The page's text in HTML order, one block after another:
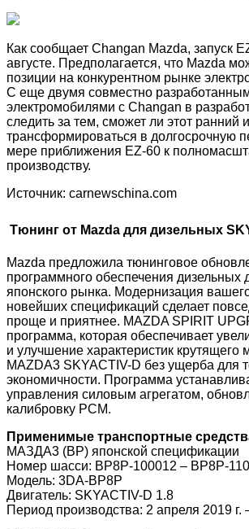
Как сообщает Changan Mazda, запуск
августе. Предполагается, что Mazda
позиции на конкурентном рынке
С еще двумя совместно
электромобилями с Changan в
следить за тем, сможет ли этот ранний
трансформироваться в долгосрочную
мере приближения EZ-60 к
производству.
Источник: carnewschina.com
Тюнинг от Mazda для дизельных
Mazda предложила тюнинговое
программного обеспечения дизельных
японского рынка. Модернизация
новейших спецификаций сделает
проще и приятнее. MAZDA SPIRIT
программа, которая обеспечивает
и улучшение характеристик крутящего
MAZDA3 SKYACTIV-D без ущерба для
экономичности. Программа
управления силовым агрегатом,
калибровку РСМ.
Применимые транспортные
МАЗДА3 (BP) японской спецификации
Номер шасси: BP8P-100012 – BP8P-
Модель: 3DA-BP8P
Двигатель: SKYACTIV-D 1.8
Период производства: 2 апреля 2019